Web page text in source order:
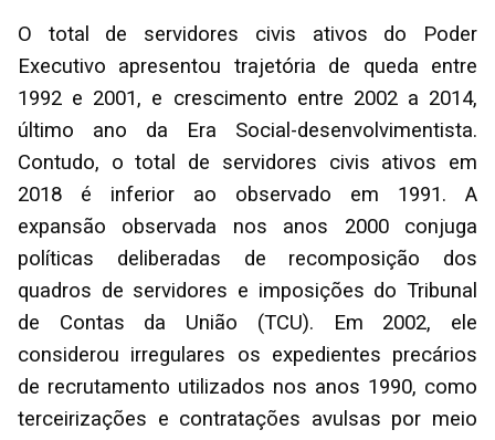
O total de servidores civis ativos do Poder
Executivo apresentou trajetória de queda entre
1992 e 2001, e crescimento entre 2002 a 2014,
último ano da Era Social-desenvolvimentista.
Contudo, o total de servidores civis ativos em
2018 é inferior ao observado em 1991. A
expansão observada nos anos 2000 conjuga
políticas deliberadas de recomposição dos
quadros de servidores e imposições do Tribunal
de Contas da União (TCU). Em 2002, ele
considerou irregulares os expedientes precários
de recrutamento utilizados nos anos 1990, como
terceirizações e contratações avulsas por meio